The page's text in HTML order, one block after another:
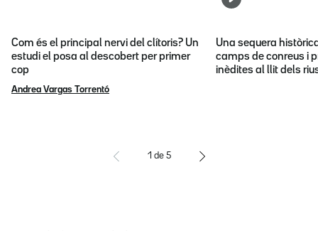
Com és el principal nervi del clítoris? Un
estudi el posa al descobert per primer
cop
Andrea Vargas Torrentó
Una sequera
camps de conreus i
inèdites al llit dels
1 de 5